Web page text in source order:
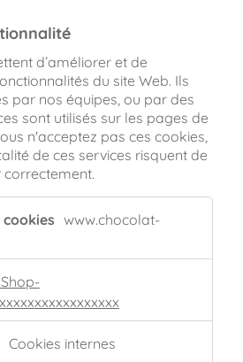
d’améliorer et de
du site Web. Ils
par nos équipes, ou par des
sont utilisés sur les pages de
n'acceptez pas ces cookies,
de ces services risquent de
www.chocolat-
Cookies internes